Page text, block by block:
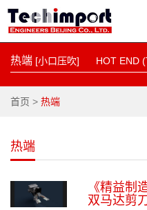
热端 [小口压吹] HOT END
首页 > 热端
热端
《精益制
双马达剪